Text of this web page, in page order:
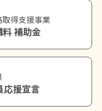
得支援事業
補助金
応援宣言